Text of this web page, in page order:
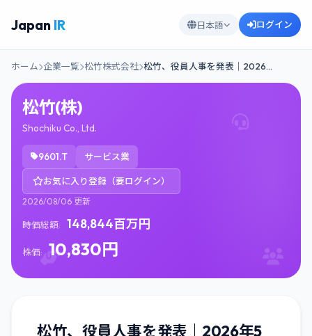
Japan IR 日本語 ログイン
ホーム 企業一覧 松竹株式会社 松竹、役員人事を発表｜2026…
松竹(株)
Shochiku Co., Ltd.
9601.T サービス業
お気に入り登録（要ログイン）
2026/08/06 更新
時価総額: 148,844百万円
株価: 10,830円
松竹、役員人事を発表｜2026年5